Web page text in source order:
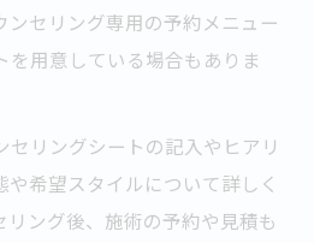
ンセリング専用の予約メニュー
を用意している場合もありま
セリングシートの記入やヒアリ
や希望スタイルについて詳しく
ング後、施術の予約や見積も